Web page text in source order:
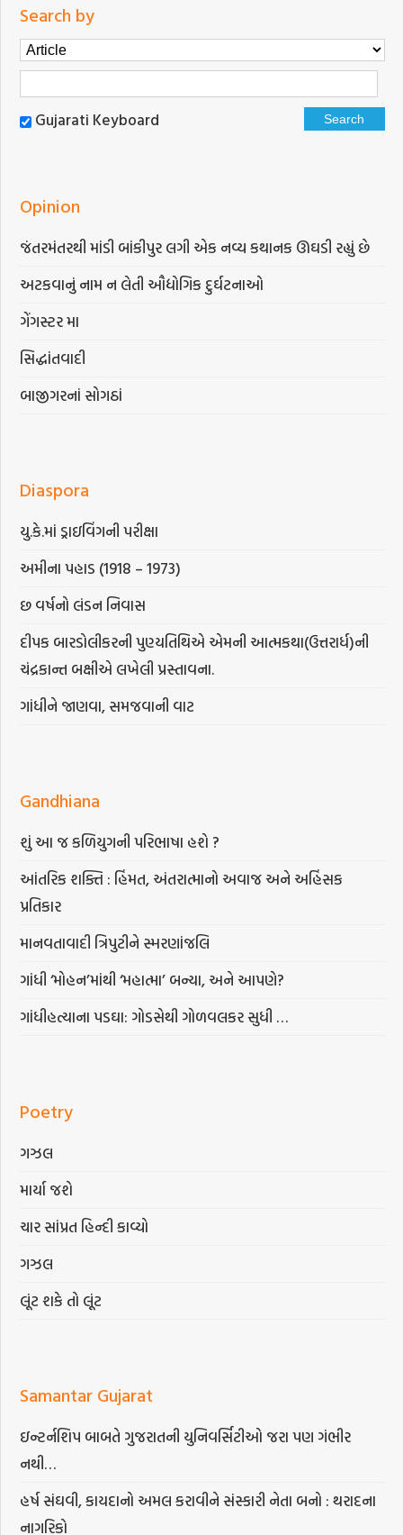
Search by
Gujarati Keyboard
Opinion
જંતરમંતરથી માંડી બાંકીપુર લગી એક નવ્ય કથાનક ઊઘડી રહ્યું છે
અટકવાનું નામ ન લેતી ઔદ્યોગિક દુર્ઘટનાઓ
ગેંગસ્ટર મા
સિદ્ધાંતવાદી
બાજીગરનાં સોગઠાં
Diaspora
યુ.કે.માં ડ્રાઇવિંગની પરીક્ષા
અમીના પહાડ (1918 – 1973)
છ વર્ષનો લંડન નિવાસ
દીપક બારડોલીકરની પુણ્યતિથિએ એમની આત્મકથા(ઉત્તરાર્ધ)ની
ચંદ્રકાન્ત બક્ષીએ લખેલી પ્રસ્તાવના.
ગાંધીને જાણવા, સમજવાની વાટ
Gandhiana
શું આ જ કળિયુગની પરિભાષા હશે ?
આંતરિક શક્તિ : હિંમત, અંતરાત્માનો અવાજ અને અહિંસક
પ્રતિકાર
માનવતાવાદી ત્રિપુટીને સ્મરણાંજલિ
ગાંધી ‘મોહન’માંથી ‘મહાત્મા’ બન્યા, અને આપણે?
ગાંધીહત્યાના પડઘા: ગોડસેથી ગોળવલકર સુધી …
Poetry
ગઝલ
માર્યા જશે
ચાર સાંપ્રત હિન્દી કાવ્યો
ગઝલ
લૂંટ શકે તો લૂંટ
Samantar Gujarat
ઇન્ટર્નશિપ બાબતે ગુજરાતની યુનિવર્સિટીઓ જરા પણ ગંભીર
નથી…
હર્ષ સંઘવી, કાયદાનો અમલ કરાવીને સંસ્કારી નેતા બનો : થરાદના
નાગરિકો